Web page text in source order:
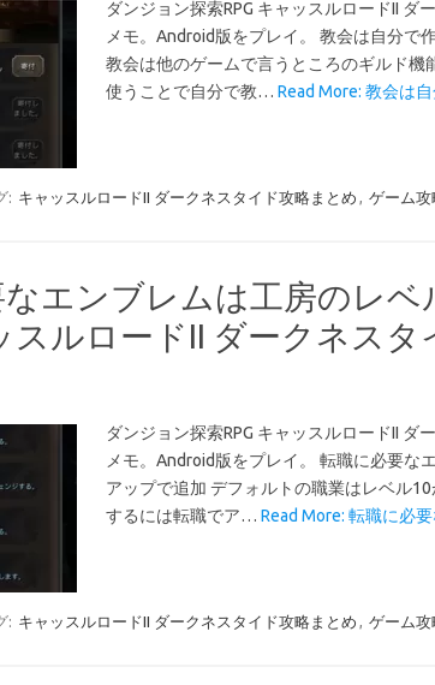
ダンジョン探索RPG キャッスルロードII ダ
メモ。Android版をプレイ。 教会は自分で
教会は他のゲームで言うところのギルド機
使うことで自分で教… Read More: 教会は
: キャッスルロードII ダークネスタイド攻略まとめ , ゲーム攻
エンブレムは工房のレベ
スルロードII ダークネスタ
ダンジョン探索RPG キャッスルロードII ダ
メモ。Android版をプレイ。 転職に必要な
アップで追加 デフォルトの職業はレベル
するには転職でア… Read More: 転職に必
: キャッスルロードII ダークネスタイド攻略まとめ , ゲーム攻